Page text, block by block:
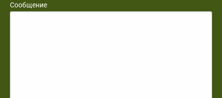
Сообщение